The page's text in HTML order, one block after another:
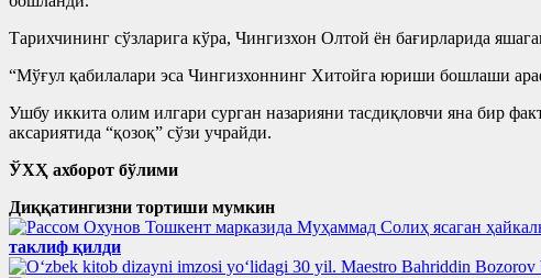
Тарихчининг сўзларига кўра, Чингизхон Олтой ён бағирларида
“Мўғул қабилалари эса Чингизхоннинг Хитойга юриши бошлаши
Ушбу иккита олим илгари сурган назарияни тасдиқловчи яна бир
аксариятида “қозоқ” сўзи учрайди.
ЎХҲ ахборот бўлими
Диққатингизни тортиши мумкин
таклиф қилди